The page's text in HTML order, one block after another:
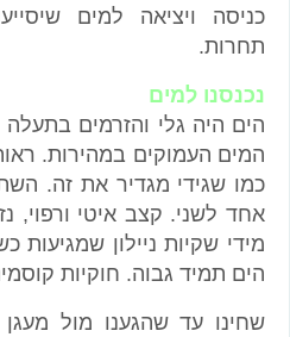
כניסה ויציאה למים
תחרות.
נכנסנו למים
הים היה גלי והזרמים בתעלה
המים העמוקים במהירות.
כמו שגידי מגדיר את זה.
אחד לשני. קצב איטי ורפוי,
מידי שקיות ניילון
הים תמיד גבוה. חוקיות
שחינו עד שהגענו מול